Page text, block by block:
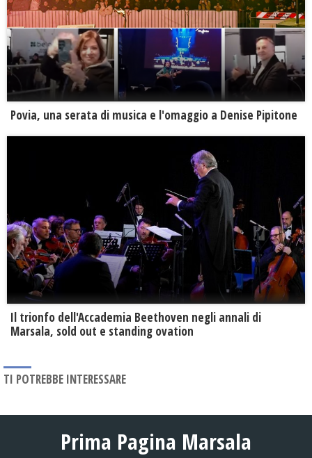
Povia, una serata di musica e l'omaggio a Denise Pipitone
Il trionfo dell'Accademia Beethoven negli annali di
Marsala, sold out e standing ovation
TI POTREBBE INTERESSARE
Prima Pagina Marsala